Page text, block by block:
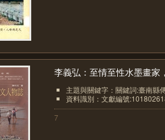
李義弘：至情至性水墨畫家
主題與關鍵字：關鍵詞:臺南縣
資料識別：文獻編號
7